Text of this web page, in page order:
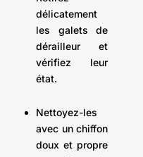
délicatement
les galets de
dérailleur et
vérifiez leur
état.
Nettoyez-les
avec un chiffon
doux et propre